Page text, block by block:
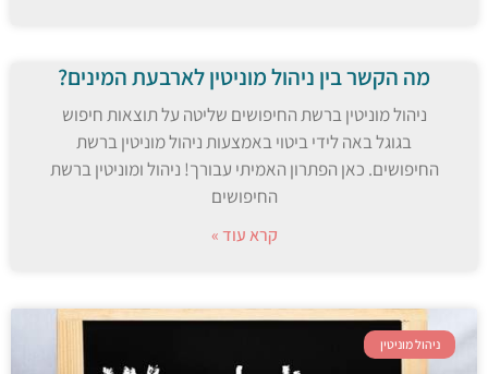
מה הקשר בין ניהול מוניטין לארבעת המינים?
ניהול מוניטין ברשת החיפושים שליטה על תוצאות חיפוש
בגוגל באה לידי ביטוי באמצעות ניהול מוניטין ברשת
החיפושים. כאן הפתרון האמיתי עבורך! ניהול ומוניטין ברשת
החיפושים
קרא עוד »
ניהול מוניטין